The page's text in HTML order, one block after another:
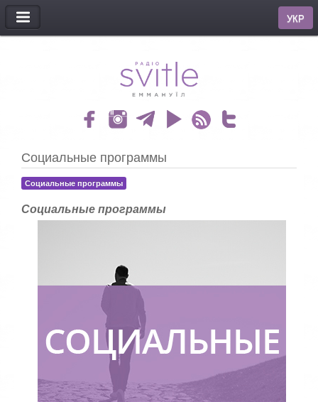
МЕНЮ
УКР
Социальные программы
Социальные программы
Социальные программы